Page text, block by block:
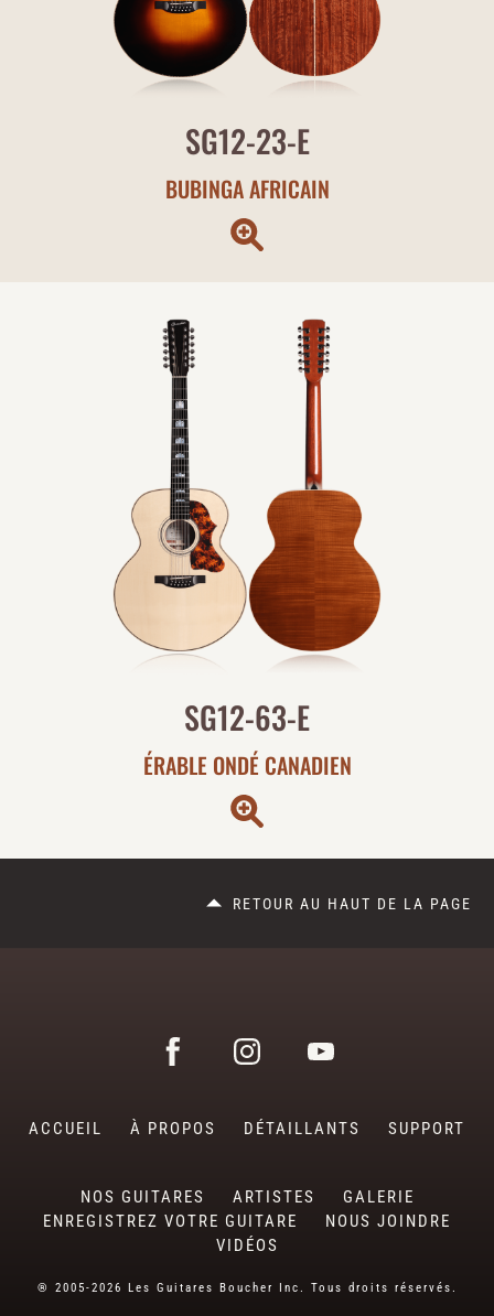
SG12-23-E
BUBINGA AFRICAIN
SG12-63-E
ÉRABLE ONDÉ CANADIEN
RETOUR AU HAUT DE LA PAGE
ACCUEIL À PROPOS DÉTAILLANTS SUPPORT
NOS GUITARES ARTISTES
GALERIE
ENREGISTREZ VOTRE GUITARE
NOUS JOINDRE
VIDÉOS
® 2005-2026 Les Guitares Boucher Inc. Tous droits réservés.